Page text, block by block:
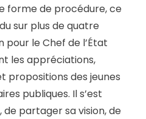
forme de procédure, ce
sur plus de quatre
pour le Chef de l’État
les appréciations,
propositions des jeunes
publiques. Il s’est
partager sa vision, de